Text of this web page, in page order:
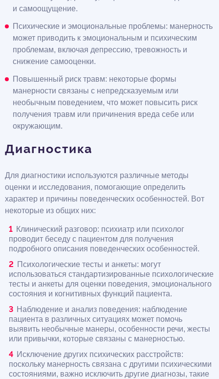
и самоощущение.
Психические и эмоциональные проблемы: манерность
может приводить к эмоциональным и психическим
проблемам, включая депрессию, тревожность и
снижение самооценки.
Повышенный риск травм: некоторые формы
манерности связаны с непредсказуемым или
необычным поведением, что может повысить риск
получения травм или причинения вреда себе или
окружающим.
Диагностика
Для диагностики используются различные методы
оценки и исследования, помогающие определить
характер и причины поведенческих особенностей. Вот
некоторые из общих них:
Клинический разговор: психиатр или психолог
проводит беседу с пациентом для получения
подробного описания поведенческих особенностей.
Психологические тесты и анкеты: могут
использоваться стандартизированные психологические
тесты и анкеты для оценки поведения, эмоционального
состояния и когнитивных функций пациента.
Наблюдение и анализ поведения: наблюдение
пациента в различных ситуациях может помочь
выявить необычные манеры, особенности речи, жесты
или привычки, которые связаны с манерностью.
Исключение других психических расстройств:
поскольку манерность связана с другими психическими
состояниями, важно исключить другие диагнозы, такие